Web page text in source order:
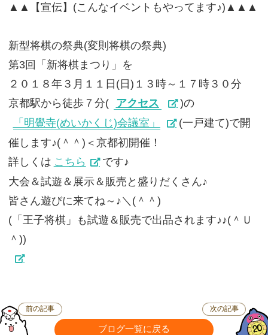
▲▲【宣伝】(こんなイベントもやってます♪)▲▲▲
新型将棋の祭典(変則将棋の祭典)
第3回「新将棋まつり」を
２０１８年３月１１日(日)１３時～１７時３０分
京都駅から徒歩７分(
アクセス
)の
「明覺寺(めいかくじ)会議室」
(一戸建て)で開
催します♪(＾＾)＜京都初開催！
詳しくは こちら
です♪
大会＆試遊＆展示＆販売と盛りだくさん♪
皆さん遊びに来てね～♪＼(＾＾)
(「王子将棋」も試遊＆販売で出品されます♪♪(＾Ｕ
＾))
前の記事
ブログ一覧に戻る
次の記事